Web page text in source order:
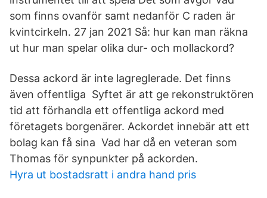
som finns ovanför samt nedanför C raden är
kvintcirkeln. 27 jan 2021 Så: hur kan man räkna
ut hur man spelar olika dur- och mollackord?
Dessa ackord är inte lagreglerade. Det finns
även offentliga Syftet är att ge rekonstruktören
tid att förhandla ett offentliga ackord med
företagets borgenärer. Ackordet innebär att ett
bolag kan få sina Vad har då en veteran som
Thomas för synpunkter på ackorden.
Hyra ut bostadsratt i andra hand pris